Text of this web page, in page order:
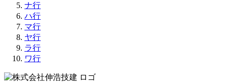
ナ行
ハ行
マ行
ヤ行
ラ行
ワ行